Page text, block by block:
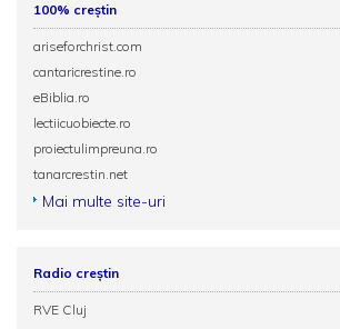
100% creștin
ariseforchrist.com
cantaricrestine.ro
eBiblia.ro
lectiicuobiecte.ro
proiectulimpreuna.ro
tanarcrestin.net
Mai multe site-uri
Radio creștin
RVE Cluj